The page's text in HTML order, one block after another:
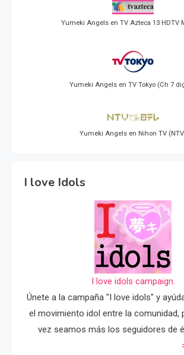
Yumeki Angels en TV Azteca 13 HDTV
Yumeki Angels en TV Tokyo (Ch 7
Yumeki Angels en Nihon TV
I love Idols
I love idols campaign.
Únete a la campaña "I love idols" y
el movimiento idol entre la comunidad,
vez seamos más los seguidores de